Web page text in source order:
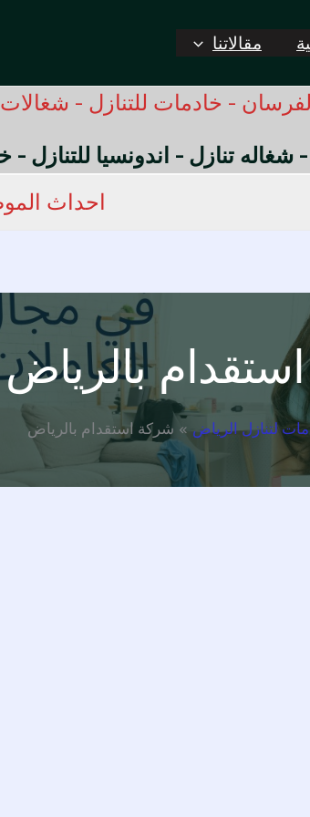
مقالاتنا
الفرسان - خادمات للتنازل -
- شغاله تنازل - اندونسيا
احداث
بالرياض
لتنازل الرياض شركة استقدام بالرياض